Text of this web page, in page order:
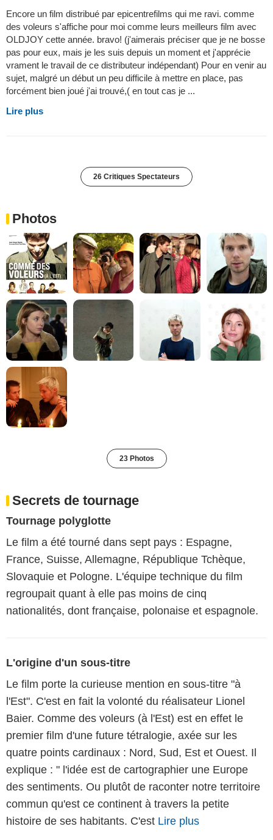
Encore un film distribué par epicentrefilms qui me ravi. comme
des voleurs s'affiche pour moi comme leurs meilleurs film avec
OLDJOY cette année. bravo! (j'aimerais préciser que je ne bosse
pas pour eux, mais je les suis depuis un moment et j'apprécie
vrament le travail de ce distributeur indépendant) Pour en venir au
sujet, malgré un début un peu difficile à mettre en place, pas
forcément bien joué j'ai trouvé,( en tout cas je ...
Lire plus
26 Critiques Spectateurs
Photos
23 Photos
Secrets de tournage
Tournage polyglotte
Le film a été tourné dans sept pays : Espagne,
France, Suisse, Allemagne, République Tchèque,
Slovaquie et Pologne. L'équipe technique du film
regroupait quant à elle pas moins de cinq
nationalités, dont française, polonaise et espagnole.
L'origine d'un sous-titre
Le film porte la curieuse mention en sous-titre "à
l'Est". C'est en fait la volonté du réalisateur Lionel
Baier. Comme des voleurs (à l'Est) est en effet le
premier film d'une future tétralogie, axée sur les
quatre points cardinaux : Nord, Sud, Est et Ouest. Il
explique : " l'idée est de cartographier une Europe
des sentiments. Ou plutôt de raconter notre territoire
commun qu'est ce continent à travers la petite
histoire de ses habitants. C'est Lire plus